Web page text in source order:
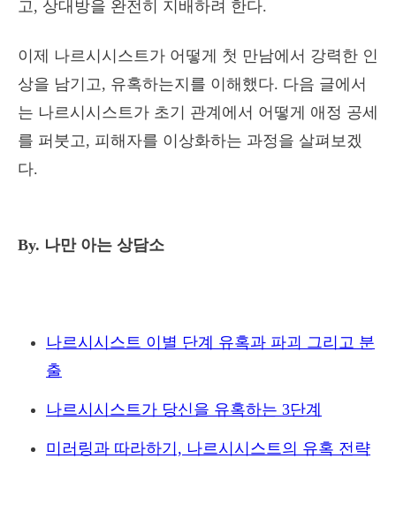
고, 상대방을 완전히 지배하려 한다.
이제 나르시시스트가 어떻게 첫 만남에서 강력한 인
상을 남기고, 유혹하는지를 이해했다. 다음 글에서
는 나르시시스트가 초기 관계에서 어떻게 애정 공세
를 퍼붓고, 피해자를 이상화하는 과정을 살펴보겠
다.
By. 나만 아는 상담소
나르시시스트 이별 단계 유혹과 파괴 그리고 분
출
나르시시스트가 당신을 유혹하는 3단계
미러링과 따라하기, 나르시시스트의 유혹 전략